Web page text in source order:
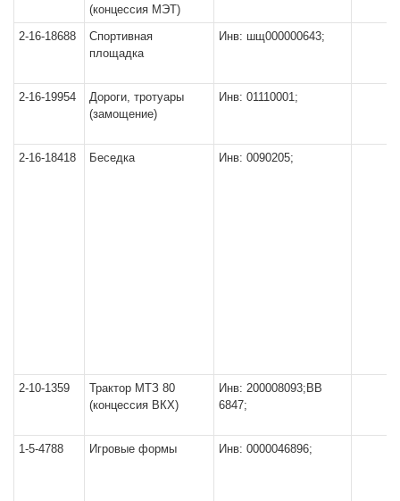
(концессия МЭТ)
2-16-18688
Спортивная
площадка
Инв: шщ000000643;
2-16-19954
Дороги, тротуары
(замощение)
Инв: 01110001;
2-16-18418 Беседка Инв: 0090205;
2-10-1359
Трактор МТЗ 80
(концессия ВКХ)
Инв: 200008093;ВВ
6847;
1-5-4788 Игровые формы Инв: 0000046896;